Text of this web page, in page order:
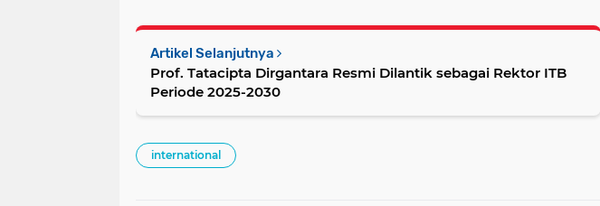
Artikel Selanjutnya
Prof. Tatacipta Dirgantara Resmi Dilantik sebagai Rektor ITB
Periode 2025-2030
international